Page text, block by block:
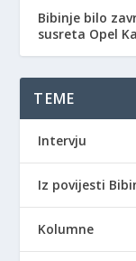
Bibinje bilo
susreta Opel
TEME
Intervju
Iz povijesti
Kolumne